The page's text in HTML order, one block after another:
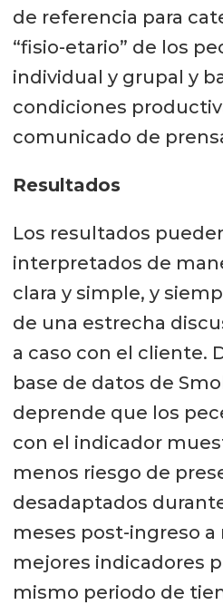
de referencia para
“fisio-etario” de los
individual y grupal y
condiciones
comunicado de
Resultados
Los resultados
interpretados de
clara y simple, y
de una estrecha
a caso con el cliente.
base de datos de
deprende que los
con el indicador
menos riesgo de
desadaptados
meses post-ingreso a
mejores indicadores
mismo periodo de